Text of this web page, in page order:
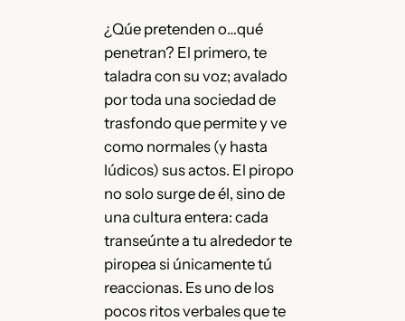
¿Qúe pretenden o…qué
penetran? El primero, te
taladra con su voz; avalado
por toda una sociedad de
trasfondo que permite y ve
como normales (y hasta
lúdicos) sus actos. El piropo
no solo surge de él, sino de
una cultura entera: cada
transeúnte a tu alrededor te
piropea si únicamente tú
reaccionas. Es uno de los
pocos ritos verbales que te